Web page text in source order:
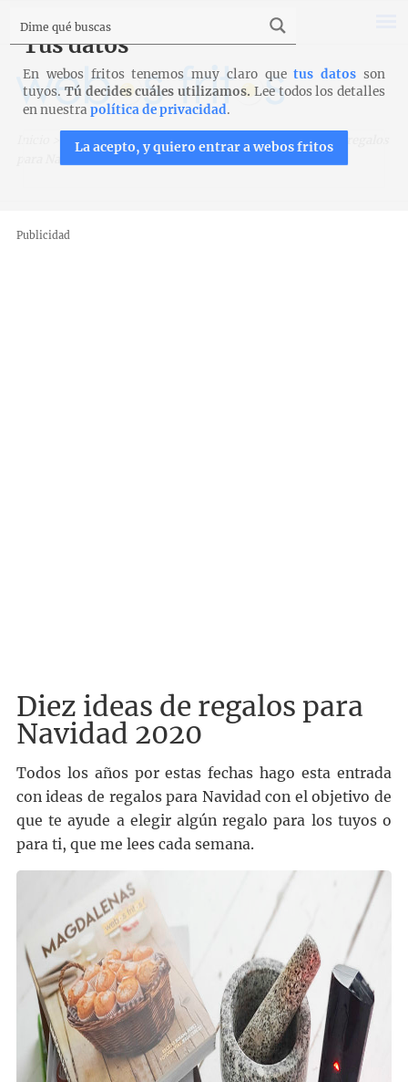
Menaje de cocina > Mis cacharros
Diez ideas de regalos
para Navidad 2020
Publicidad
Diez ideas de regalos para
Navidad 2020
Todos los años por estas fechas hago esta entrada
con ideas de regalos para Navidad con el objetivo de
que te ayude a elegir algún regalo para los tuyos o
para ti, que me lees cada semana.
Tus datos
En webos fritos tenemos muy claro quetus datos son
tuyos. Tú decides cuáles utilizamos. Lee todos los detalles
en nuestrapolítica de privacidad.
La acepto, y quiero entrar a webos fritos